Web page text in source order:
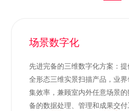
场景数字化
先进完备的三维数字化方案：
全形态三维实景扫描产品，业
集效率，兼顾室内外任意场景
备的数据处理、管理和成果交